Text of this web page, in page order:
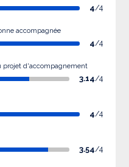
4/4
accompagnée
4/4
projet d'accompagnement
3.14/4
4/4
3.54/4